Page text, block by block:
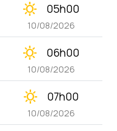
clear_day 05h00
10/08/2026
clear_day 06h00
10/08/2026
clear_day 07h00
10/08/2026